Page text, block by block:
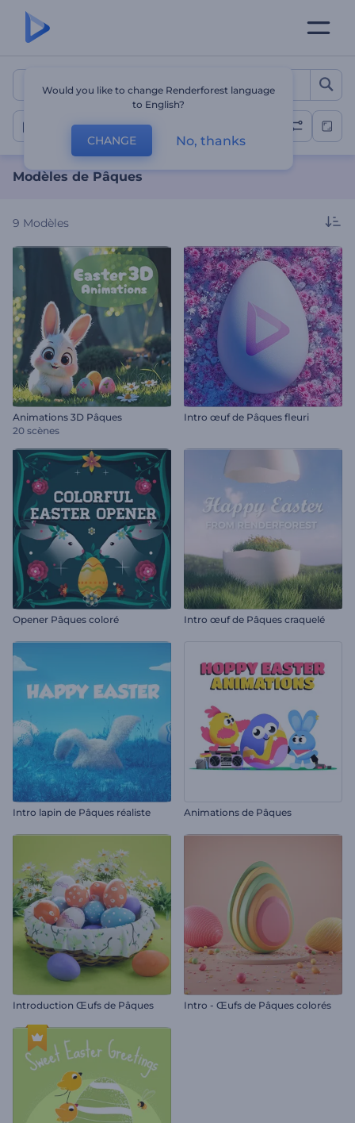
Modèles de Pâques
Pâques
Modèles de Pâques
9 Modèles
Animations 3D Pâques
20 scènes
Intro œuf de Pâques fleuri
Opener Pâques coloré Intro œuf de Pâques craquelé
Intro lapin de Pâques réaliste Animations de Pâques
Introduction Œufs de Pâques Intro - Œufs de Pâques colorés
Would you like to change Renderforest language
to English?
CHANGE No, thanks